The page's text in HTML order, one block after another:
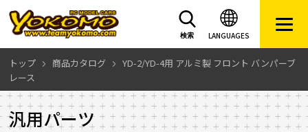
LANGUAGES
検索
トップ 商品カタログ
YD-2/YD-4用 アルミ製 フロント バンパーブ
レース
汎用パーツ